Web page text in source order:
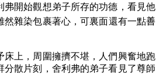
開始觀想弟子所存的功德，看見他
然雜染包裹著心，可裏面還有一點善
上，周圍擁擠不堪，人們興奮地跑
散片刻，舍利弗的弟子看見了尊師